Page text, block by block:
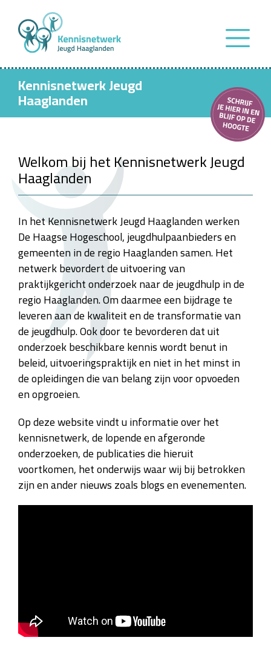
Kennisnetwerk Jeugd
Haaglanden
Welkom bij het Kennisnetwerk Jeugd
Haaglanden
In het Kennisnetwerk Jeugd Haaglanden werken
De Haagse Hogeschool, jeugdhulpaanbieders en
gemeenten in de regio Haaglanden samen. Het
netwerk bevordert de uitvoering van
praktijkgericht onderzoek naar de jeugdhulp in de
regio Haaglanden. Om daarmee een bijdrage te
leveren aan de kwaliteit en de transformatie van
de jeugdhulp. Ook door te bevorderen dat uit
onderzoek beschikbare kennis wordt benut in
beleid, uitvoeringspraktijk en niet in het minst in
de opleidingen die van belang zijn voor opvoeden
en opgroeien.
Op deze website vindt u informatie over het
kennisnetwerk, de lopende en afgeronde
onderzoeken, de publicaties die hieruit
voortkomen, het onderwijs waar wij bij betrokken
zijn en ander nieuws zoals blogs en evenementen.